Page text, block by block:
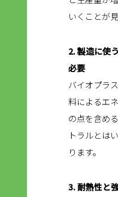
いくことが
2. 製造に使
必要
バイオプラ
料によるエ
の点を含め
トラルとは
ります。
3. 耐熱性と